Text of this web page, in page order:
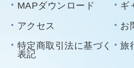
MAPダウンロード
ギ
アクセス
お
特定商取引法に基づく
表記
旅